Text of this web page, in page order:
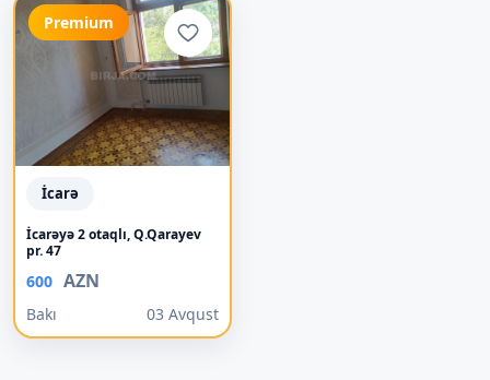
Premium
İcarə
İcarəyə 2 otaqlı, Q.Qarayev
pr. 47
600 AZN
Bakı 03 Avqust